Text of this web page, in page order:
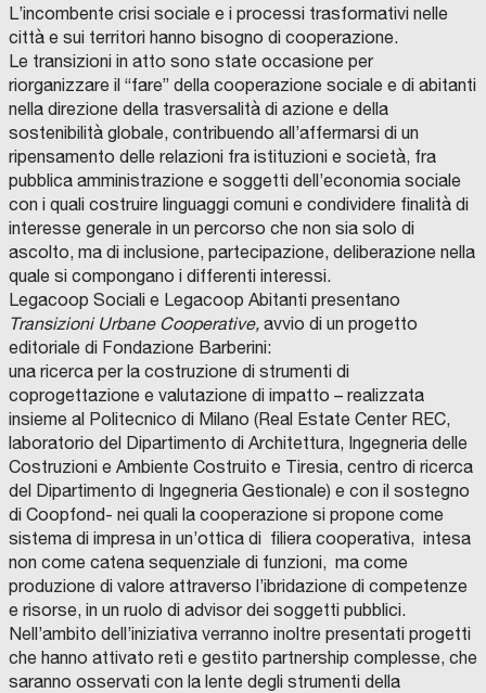
L’incombente crisi sociale e i processi trasformativi nelle
città e sui territori hanno bisogno di cooperazione.
Le transizioni in atto sono state occasione per
riorganizzare il “fare” della cooperazione sociale e di abitanti
nella direzione della trasversalità di azione e della
sostenibilità globale, contribuendo all’affermarsi di un
ripensamento delle relazioni fra istituzioni e società, fra
pubblica amministrazione e soggetti dell’economia sociale
con i quali costruire linguaggi comuni e condividere finalità di
inte­resse generale in un percorso che non sia solo di
ascolto, ma di inclusione, partecipazione, delibera­zione nella
quale si compongano i differenti interessi.
Legacoop Sociali e Legacoop Abitanti presentano
Transizioni Urbane Cooperative, avvio di un progetto
editoriale di Fondazione Barberini:
una ricerca per la costruzione di strumenti di
coprogettazione e valutazione di impatto – realizzata
insieme al Politecnico di Milano (Real Estate Center REC,
laboratorio del Dipartimento di Architettura, Ingegneria delle
Costruzioni e Ambiente Costruito e Tiresia, centro di ricerca
del Dipartimento di Ingegneria Gestionale) e con il sostegno
di Coopfond- nei quali la cooperazione si propone come
sistema di impresa in un’ottica di filiera cooperativa, intesa
non come catena sequenziale di funzioni, ma come
produzione di valore attraverso l’ibridazione di competenze
e risorse, in un ruolo di advisor dei soggetti pubblici.
Nell’ambito dell’iniziativa verranno inoltre presentati progetti
che hanno attivato reti e gestito partnership complesse, che
saranno osservati con la lente degli strumenti della